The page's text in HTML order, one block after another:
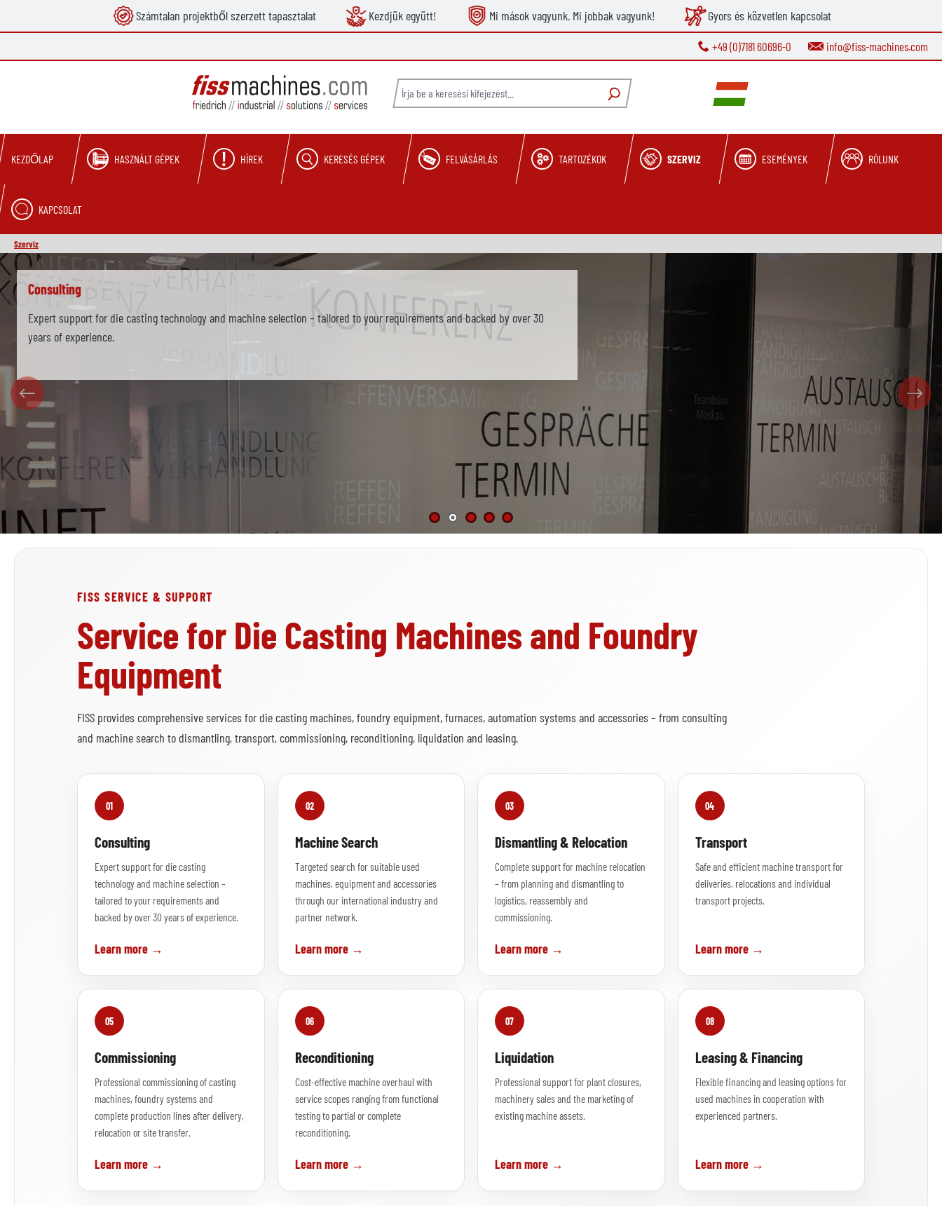
Ugrás a fő navigációhozSzámtalan projektből szerzett tapasztalat Kezdjük együtt! Mi mások vagyunk. Mi jobbak vagyunk! Gyors és közvetlen kapcsolat
+49 (0)7181 60696-0 info@fiss-machines.com
KEZDŐLAP HASZNÁLT GÉPEK HÍREK KERESÉS GÉPEK FELVÁSÁRLÁS TARTOZÉKOK SZERVIZ ESEMÉNYEK RÓLUNK
KAPCSOLAT
Szerviz
Skip slider
Consulting
Expert support for die casting technology and machine selection – tailored to your requirements and backed by over 30
years of experience.
FISS SERVICE & SUPPORT
Service for Die Casting Machines and Foundry
Equipment
FISS provides comprehensive services for die casting machines, foundry equipment, furnaces, automation systems and accessories – from consulting
and machine search to dismantling, transport, commissioning, reconditioning, liquidation and leasing.
01
Consulting
Expert support for die casting
technology and machine selection –
tailored to your requirements and
backed by over 30 years of experience.
Learn more →
02
Machine Search
Targeted search for suitable used
machines, equipment and accessories
through our international industry and
partner network.
Learn more →
03
Dismantling & Relocation
Complete support for machine relocation
– from planning and dismantling to
logistics, reassembly and
commissioning.
Learn more →
04
Transport
Safe and efficient machine transport for
deliveries, relocations and individual
transport projects.
Learn more →
05
Commissioning
Professional commissioning of casting
machines, foundry systems and
complete production lines after delivery,
relocation or site transfer.
Learn more →
06
Reconditioning
Cost-effective machine overhaul with
service scopes ranging from functional
testing to partial or complete
reconditioning.
Learn more →
07
Liquidation
Professional support for plant closures,
machinery sales and the marketing of
existing machine assets.
Learn more →
08
Leasing & Financing
Flexible financing and leasing options for
used machines in cooperation with
experienced partners.
Learn more →